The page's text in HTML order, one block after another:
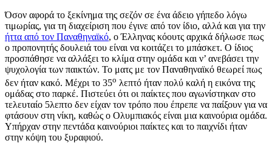
Όσον αφορά το ξεκίνημα της σεζόν σε ένα άδειο γήπεδο λόγω
τιμωρίας, για τη διαχείριση που έγινε από τον ίδιο, αλλά και για την
ήττα από τον Παναθηναϊκό, ο Έλληνας κόουτς αρχικά δήλωσε πως
ο προπονητής δουλειά του είναι να κοιτάζει το μπάσκετ. Ο ίδιος
προσπάθησε να αλλάξει το κλίμα στην ομάδα και ν’ ανεβάσει την
ψυχολογία των παικτών. Το ματς με τον Παναθηναϊκό θεωρεί πως
δεν ήταν κακό. Μέχρι το 35ο λεπτό ήταν πολύ καλή η εικόνα της
ομάδας στο παρκέ. Πιστεύει ότι οι παίκτες που αγωνίστηκαν στο
τελευταίο 5λεπτο δεν είχαν τον τρόπο που έπρεπε να παίξουν για να
φτάσουν στη νίκη, καθώς ο Ολυμπιακός είναι μια καινούρια ομάδα.
Υπήρχαν στην πεντάδα καινούριοι παίκτες και το παιχνίδι ήταν
στην κόψη του ξυραφιού.